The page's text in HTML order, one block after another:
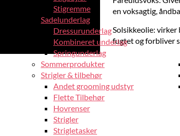
Stigremme
Sadelunderlag
Dressurunderlag
Kombineret underlag
Springunderlag
Sommerprodukter
Strigler & tilbehør
Andet grooming udstyr
Flette Tilbehør
Hovrenser
Strigler
Strigletasker
en voksagtig,
Solsikkeolie: virker
fugtet og forbliver